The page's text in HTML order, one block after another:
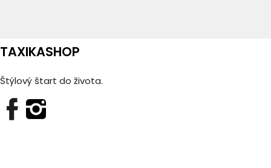
TAXIKASHOP
Štýlový štart do života.